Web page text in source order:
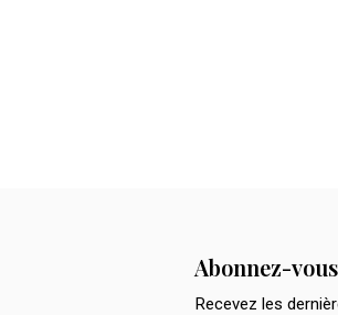
Abonnez-
Recevez les